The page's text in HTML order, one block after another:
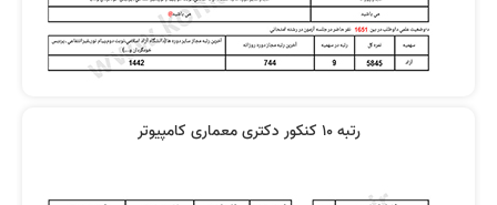
رتبه 10 کنکور دکتری معماری کامپیوتر